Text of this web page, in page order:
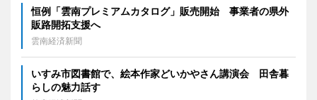
恒例「雲南プレミアムカタログ」販売開始 事業者の県外
販路開拓支援へ
雲南経済新聞
いすみ市図書館で、絵本作家どいかやさん講演会 田舎暮
らしの魅力話す